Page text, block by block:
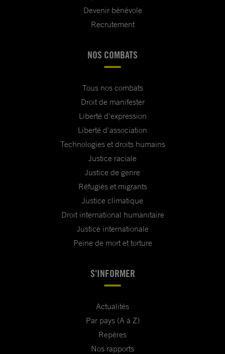
Devenir bénévole
Recrutement
NOS COMBATS
Tous nos combats
Droit de manifester
Liberté d'expression
Liberté d'association
Technologies et droits humains
Justice raciale
Justice de genre
Réfugiés et migrants
Justice climatique
Droit international humanitaire
Justice internationale
Peine de mort et torture
S'INFORMER
Actualités
Par pays (A à Z)
Repères
Nos rapports